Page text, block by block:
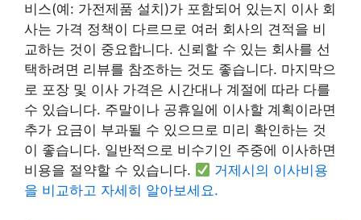
비스(예: 가전제품 설치)가 포함되어 있는지 이사 회
사는 가격 정책이 다르므로 여러 회사의 견적을 비
교하는 것이 중요합니다. 신뢰할 수 있는 회사를 선
택하려면 리뷰를 참조하는 것도 좋습니다. 마지막으
로 포장 및 이사 가격은 시간대나 계절에 따라 다를
수 있습니다. 주말이나 공휴일에 이사할 계획이라면
추가 요금이 부과될 수 있으므로 미리 확인하는 것
이 좋습니다. 일반적으로 비수기인 주중에 이사하면
비용을 절약할 수 있습니다.
거제시의 이사비용
을 비교하고 자세히 알아보세요.